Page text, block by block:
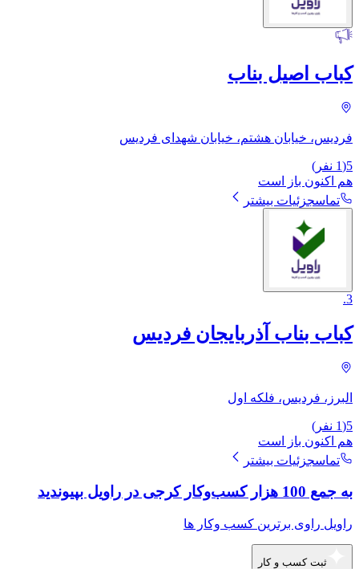
کباب اصیل بناب
فردیس، خیابان هشتم، خیابان شهدای فردیس
5
(
1 نفر)
هم اکنون باز است
تماسجزئیات بیشتر
3
.
کباب بناب آذربایجان فردیس
البرز، فردیس، فلکه اول
5
(
1 نفر)
هم اکنون باز است
تماسجزئیات بیشتر
به جمع 100 هزار کسب‌وکار کرجی در راویل بپیوندید
راویل راوی برترین کسب وکار ها
ثبت کسب و کار